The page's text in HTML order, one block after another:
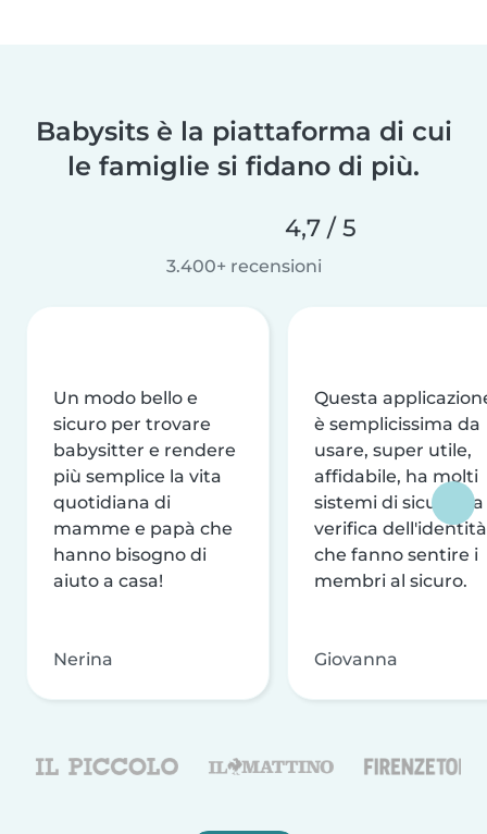
Babysits è la piattaforma di cui
le famiglie si fidano di più.
4,7 / 5
3.400+ recensioni
Un modo bello e
sicuro per trovare
babysitter e rendere
più semplice la vita
quotidiana di
mamme e papà che
hanno bisogno di
aiuto a casa!
Nerina
Questa
è semplicissima da
usare, super utile,
affidabile, ha molti
sistemi di sicurezza
verifica dell'identità
che fanno sentire i
membri al sicuro.
Giovanna